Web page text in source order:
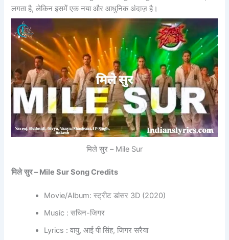
लगता है, लेकिन इसमें एक नया और आधुनिक अंदाज़ है।
मिले सुर – Mile Sur
मिले सुर– Mile Sur Song Credits
Movie/Album: स्ट्रीट डांसर 3D (2020)
Music : सचिन-जिगर
Lyrics : वायु, आई पी सिंह, जिगर सरैया